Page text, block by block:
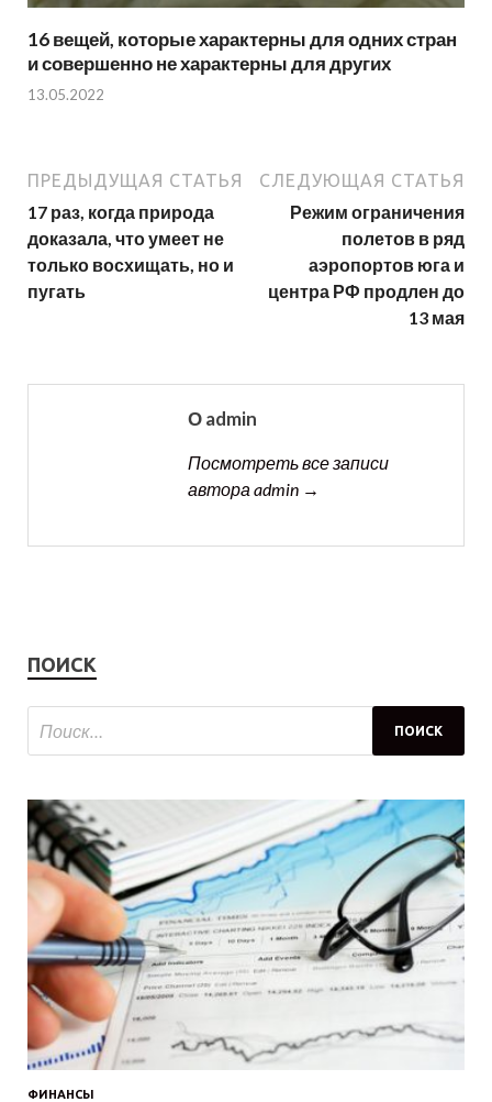
16 вещей, которые характерны для одних стран
и совершенно не характерны для других
13.05.2022
ПРЕДЫДУЩАЯ СТАТЬЯ
17 раз, когда природа
доказала, что умеет не
только восхищать, но и
пугать
СЛЕДУЮЩАЯ СТАТЬЯ
Режим ограничения
полетов в ряд
аэропортов юга и
центра РФ продлен до
13 мая
О admin
Посмотреть все записи
автора admin →
ПОИСК
ФИНАНСЫ